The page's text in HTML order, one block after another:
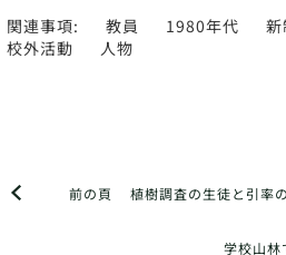
関連事項: 教員 1980年代
校外活動
人物
前の頁 植樹調査の生徒と引率
学校山林